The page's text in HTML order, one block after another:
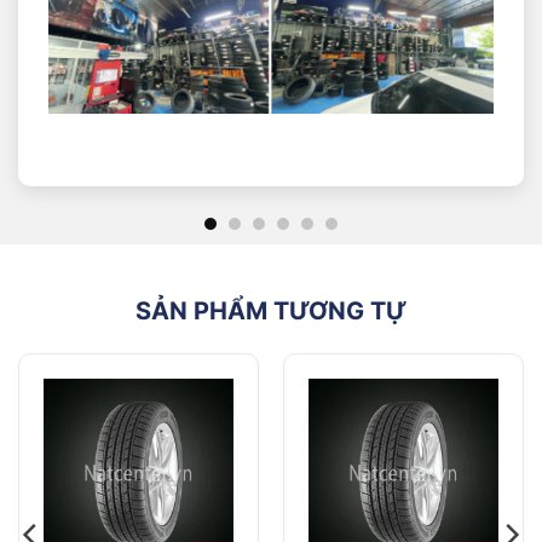
“205”: Chiều rộng mặt lốp, chính là phần tiếp xúc
với mặt đường, đơn vị tính là (mm)
“45”: Tỷ lệ chiều cao lốp so với chiều rộng lốp
SẢN PHẨM TƯƠNG TỰ